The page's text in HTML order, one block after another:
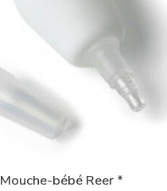
Mouche-bébé Reer *